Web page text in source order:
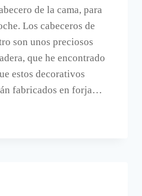
de la cama, para
Los cabeceros de
son unos preciosos
que he encontrado
estos decorativos
fabricados en forja…